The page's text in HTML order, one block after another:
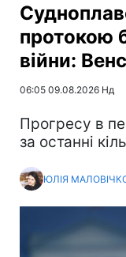
протокою
війни:
06:05 09.08.2026 Нд
Прогресу в
за останні
ЮЛІЯ